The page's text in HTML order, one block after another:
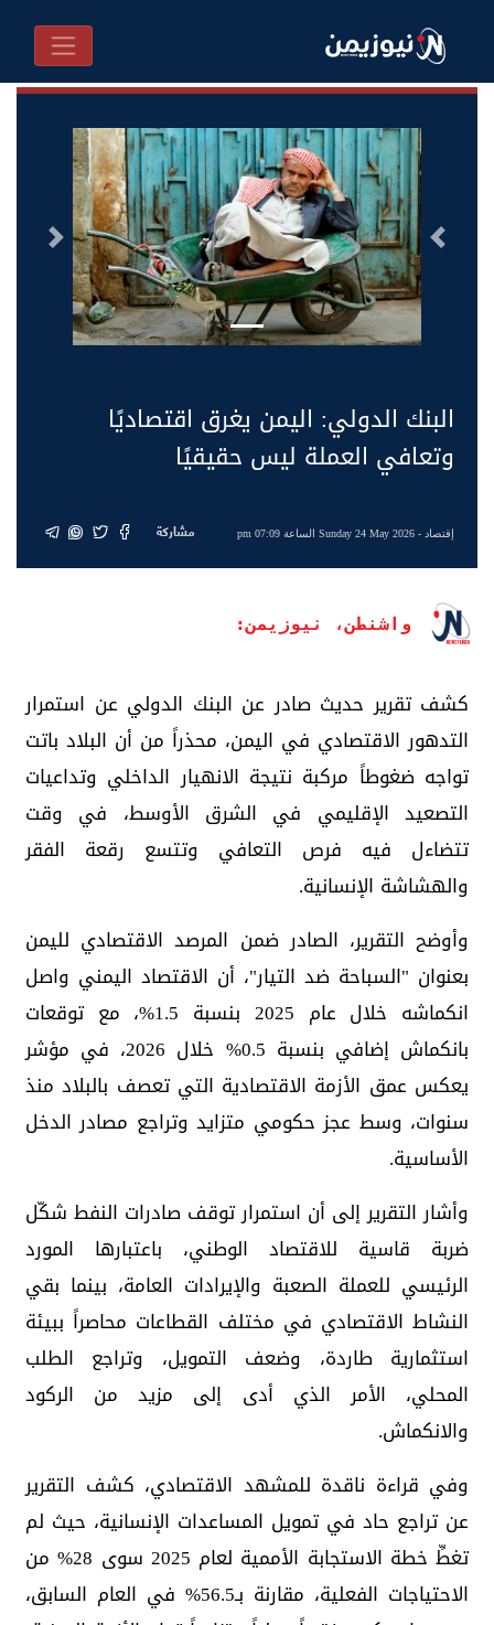
السابق التالى
البنك الدولي: اليمن يغرق اقتصاديًا
وتعافي العملة ليس حقيقيًا
إقتصاد - Sunday 24 May 2026 الساعة 07:09 pm مشاركة
واشنطن، نيوزيمن:
كشف تقرير حديث صادر عن البنك الدولي عن استمرار
التدهور الاقتصادي في اليمن، محذراً من أن البلاد باتت
تواجه ضغوطاً مركبة نتيجة الانهيار الداخلي وتداعيات
التصعيد الإقليمي في الشرق الأوسط، في وقت
تتضاءل فيه فرص التعافي وتتسع رقعة الفقر
والهشاشة الإنسانية.
وأوضح التقرير، الصادر ضمن المرصد الاقتصادي لليمن
بعنوان "السباحة ضد التيار"، أن الاقتصاد اليمني واصل
انكماشه خلال عام 2025 بنسبة 1.5%، مع توقعات
بانكماش إضافي بنسبة 0.5% خلال 2026، في مؤشر
يعكس عمق الأزمة الاقتصادية التي تعصف بالبلاد منذ
سنوات، وسط عجز حكومي متزايد وتراجع مصادر الدخل
الأساسية.
وأشار التقرير إلى أن استمرار توقف صادرات النفط شكّل
ضربة قاسية للاقتصاد الوطني، باعتبارها المورد
الرئيسي للعملة الصعبة والإيرادات العامة، بينما بقي
النشاط الاقتصادي في مختلف القطاعات محاصراً ببيئة
استثمارية طاردة، وضعف التمويل، وتراجع الطلب
المحلي، الأمر الذي أدى إلى مزيد من الركود
والانكماش.
وفي قراءة ناقدة للمشهد الاقتصادي، كشف التقرير
عن تراجع حاد في تمويل المساعدات الإنسانية، حيث لم
تغطِّ خطة الاستجابة الأممية لعام 2025 سوى 28% من
الاحتياجات الفعلية، مقارنة بـ56.5% في العام السابق،